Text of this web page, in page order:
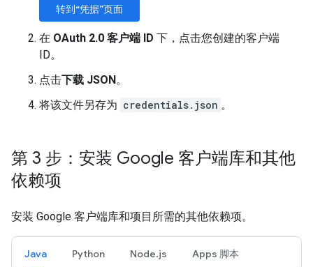
转到“凭据”页面
在 OAuth 2.0 客户端 ID 下，点击您创建的客户端
ID。
点击下载 JSON。
将该文件另存为 credentials.json 。
第 3 步：安装 Google 客户端库和其他
依赖项
安装 Google 客户端库和项目所需的其他依赖项。
Java Python Node.js Apps 脚本